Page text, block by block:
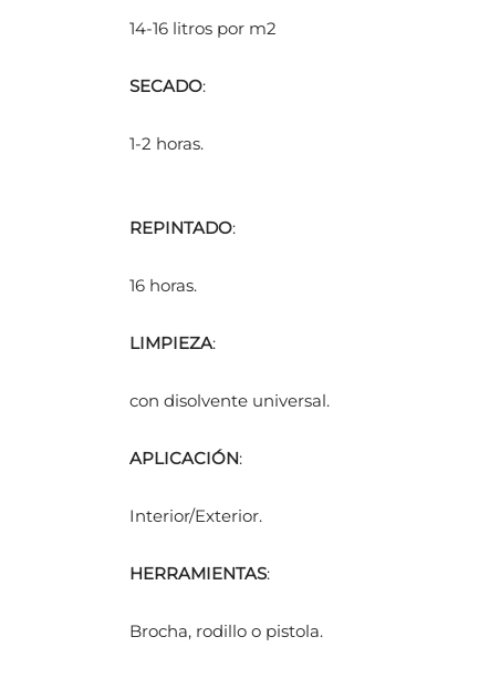
14-16 litros por m2
SECADO:
1-2 horas.
REPINTADO:
16 horas.
LIMPIEZA:
con disolvente universal.
APLICACIÓN:
Interior/Exterior.
HERRAMIENTAS:
Brocha, rodillo o pistola.